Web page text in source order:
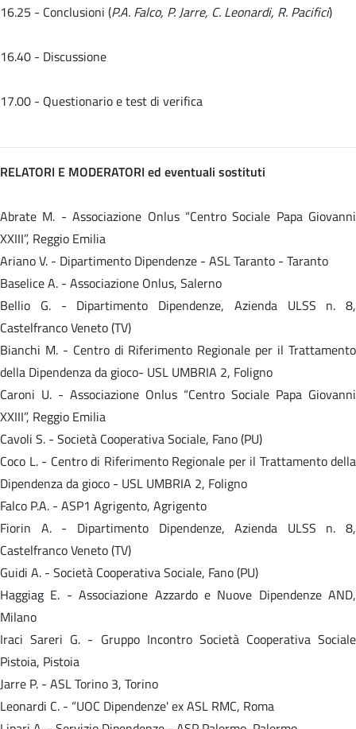
16.25 - Conclusioni (P.A. Falco, P. Jarre, C. Leonardi, R. Pacifici)
16.40 - Discussione
17.00 - Questionario e test di verifica
RELATORI E MODERATORI ed eventuali sostituti
Abrate M. - Associazione Onlus “Centro Sociale Papa Giovanni
XXIII”, Reggio Emilia
Ariano V. - Dipartimento Dipendenze - ASL Taranto - Taranto
Baselice A. - Associazione Onlus, Salerno
Bellio G. - Dipartimento Dipendenze, Azienda ULSS n. 8,
Castelfranco Veneto (TV)
Bianchi M. - Centro di Riferimento Regionale per il Trattamento
della Dipendenza da gioco- USL UMBRIA 2, Foligno
Caroni U. - Associazione Onlus “Centro Sociale Papa Giovanni
XXIII”, Reggio Emilia
Cavoli S. - Società Cooperativa Sociale, Fano (PU)
Coco L. - Centro di Riferimento Regionale per il Trattamento della
Dipendenza da gioco - USL UMBRIA 2, Foligno
Falco P.A. - ASP1 Agrigento, Agrigento
Fiorin A. - Dipartimento Dipendenze, Azienda ULSS n. 8,
Castelfranco Veneto (TV)
Guidi A. - Società Cooperativa Sociale, Fano (PU)
Haggiag E. - Associazione Azzardo e Nuove Dipendenze AND,
Milano
Iraci Sareri G. - Gruppo Incontro Società Cooperativa Sociale
Pistoia, Pistoia
Jarre P. - ASL Torino 3, Torino
Leonardi C. - “UOC Dipendenze' ex ASL RMC, Roma